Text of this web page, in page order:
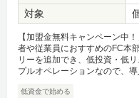
対象
【加盟金無料キャンペーン中
者や従業員におすすめのFC本
リーを追加でき、低投資・低
プルオペレーションなので、導
低資金で始める